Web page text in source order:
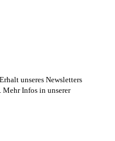
unseres Newsletters
Infos in unserer